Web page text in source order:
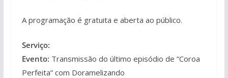
A programação é gratuita e aberta ao público.
Serviço:
Evento: Transmissão do último episódio de “Coroa
Perfeita” com Doramelizando